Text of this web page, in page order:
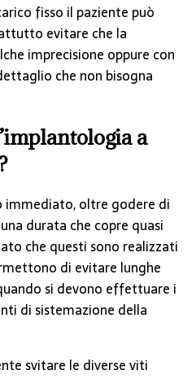
fisso il paziente può
evitare che la
imprecisione oppure con
che non bisogna
a
immediato, oltre godere di
durata che copre quasi
che questi sono realizzati
di evitare lunghe
si devono effettuare i
di sistemazione della
svitare le diverse viti